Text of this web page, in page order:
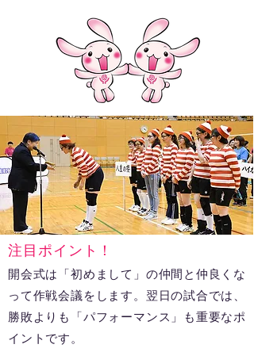
注目ポイント！
開会式は「初めまして」の仲間と仲良くな
って作戦会議をします。翌日の試合では、
勝敗よりも「パフォーマンス」も重要なポ
イントです。